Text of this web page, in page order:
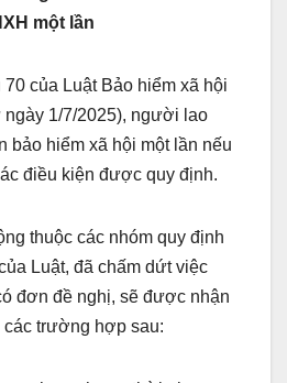
một lần
của Luật Bảo hiểm xã hội
1/7/2025), người lao
bảo hiểm xã hội một lần nếu
điều kiện được quy định.
thuộc các nhóm quy định
Luật, đã chấm dứt việc
đơn đề nghị, sẽ được nhận
các trường hợp sau: